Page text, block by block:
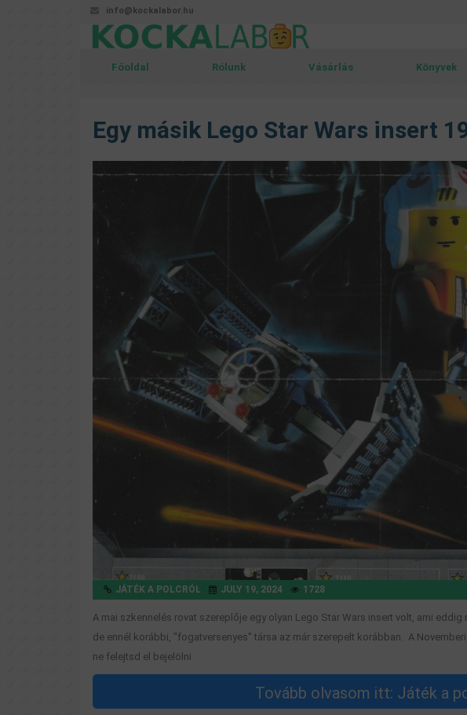
info@kockalabor.hu
Főoldal Rólunk Vásárlás Könyvek
Egy másik Lego Star Wars insert
JÁTÉK A POLCRÓL JULY 19, 2024 1728
A mai szkennelés rovat szereplője egy olyan Lego Star Wars insert volt, ami eddig
de ennél korábbi, "fogatversenyes" társa az már szerepelt korábban. A
ne felejtsd el bejelölni
Tovább olvasom itt: Játék a